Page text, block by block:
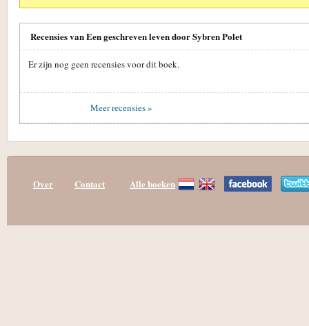
Recensies van Een geschreven leven door Sybren Polet
Er zijn nog geen recensies voor dit boek.
Meer recensies »
Over Contact Alle boeken